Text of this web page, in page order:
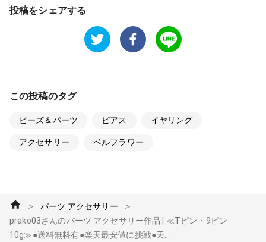
投稿をシェアする
この投稿のタグ
ビーズ＆パーツ ピアス イヤリング
アクセサリー ベルフラワー
＞ パーツ アクセサリー ＞
prako03さんのパーツ アクセサリー作品 | ≪Tピン・9ピン
10g≫●送料無料有●楽天最安値に挑戦●天...